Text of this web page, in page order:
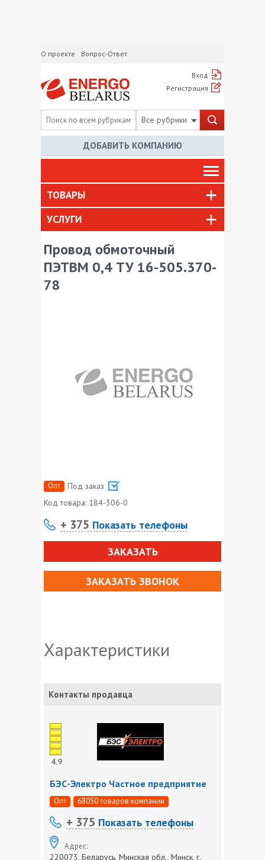
О проекте Вопрос-Ответ
Вход
Регистрация
Все рубрики
ДОБАВИТЬ КОМПАНИЮ
ТОВАРЫ
УСЛУГИ
Провод обмоточный
ПЭТВМ 0,4 ТУ 16-505.370-
78
Опт
Под заказ
Код товара: 184-306-0
+ 375 Показать телефоны
ЗАКАЗАТЬ
ЗАКАЗАТЬ ЗВОНОК
Характеристики
Контакты продавца
4.9
БЭС-Электро Частное предприятие
Опт 68050 товаров компании
+ 375 Показать телефоны
Адрес:
220073, Беларусь, Минская обл., Минск, г.